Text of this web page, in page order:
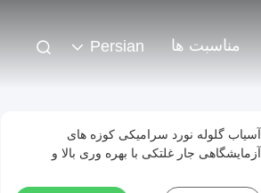
مناسبت ها Persian
آسیاب گلوله نورد سرامیکی کوزه های
آزمایشگاهی جار غلتکی با بهره وری بالا و